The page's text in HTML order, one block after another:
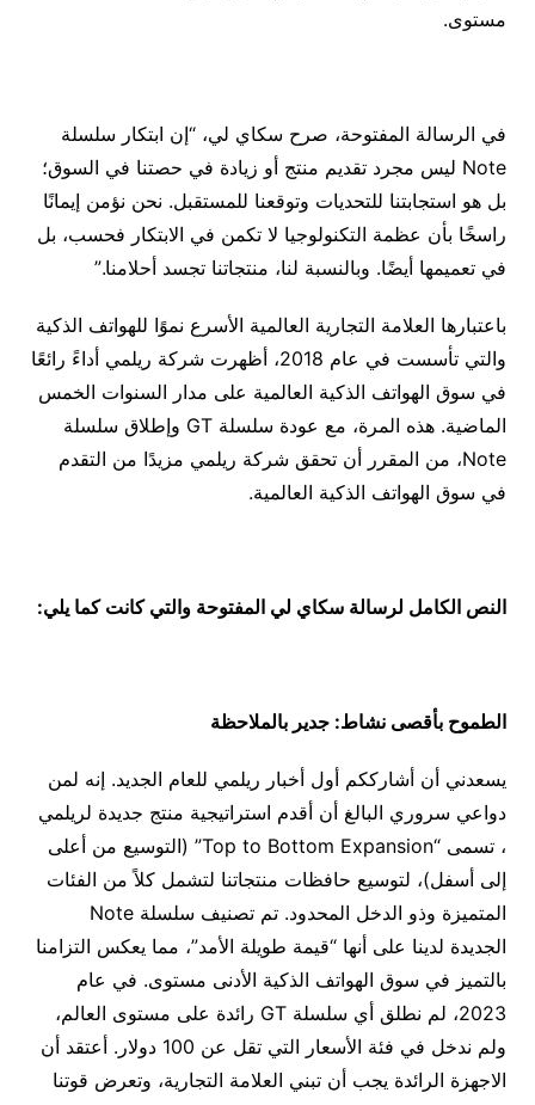
مستوى.
في الرسالة المفتوحة، صرح سكاي لي، “إن ابتكار سلسلة
Note ليس مجرد تقديم منتج أو زيادة في حصتنا في السوق؛
بل هو استجابتنا للتحديات وتوقعنا للمستقبل. نحن نؤمن إيمانًا
راسخًا بأن عظمة التكنولوجيا لا تكمن في الابتكار فحسب، بل
في تعميمها أيضًا. وبالنسبة لنا، منتجاتنا تجسد أحلامنا.”
باعتبارها العلامة التجارية العالمية الأسرع نموًا للهواتف الذكية
والتي تأسست في عام 2018، أظهرت شركة ريلمي أداءً رائعًا
في سوق الهواتف الذكية العالمية على مدار السنوات الخمس
الماضية. هذه المرة، مع عودة سلسلة GT وإطلاق سلسلة
Note، من المقرر أن تحقق شركة ريلمي مزيدًا من التقدم
في سوق الهواتف الذكية العالمية.
النص الكامل لرسالة سكاي لي المفتوحة والتي كانت كما يلي:
الطموح بأقصى نشاط: جدير بالملاحظة
يسعدني أن أشارككم أول أخبار ريلمي للعام الجديد. إنه لمن
دواعي سروري البالغ أن أقدم استراتيجية منتج جديدة لريلمي
، تسمى “Top to Bottom Expansion” (التوسيع من أعلى
إلى أسفل)، لتوسيع حافظات منتجاتنا لتشمل كلاً من الفئات
المتميزة وذو الدخل المحدود. تم تصنيف سلسلة Note
الجديدة لدينا على أنها “قيمة طويلة الأمد”، مما يعكس التزامنا
بالتميز في سوق الهواتف الذكية الأدنى مستوى. في عام
2023، لم نطلق أي سلسلة GT رائدة على مستوى العالم،
ولم ندخل في فئة الأسعار التي تقل عن 100 دولار. أعتقد أن
الاجهزة الرائدة يجب أن تبني العلامة التجارية، وتعرض قوتنا